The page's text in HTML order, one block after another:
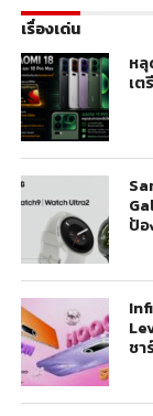
เรื่องเด่น
ห
เ
ป้
ชา